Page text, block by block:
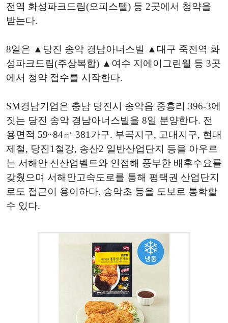
전역 화성파크드림(오피스텔) 등 2곳에서 청약을
받는다.
8일은 ▲당진 송악 경남아너스빌 ▲대구 죽전역 화
성파크드림(주상복합) ▲여수 지에이그린웰 등 3곳
에서 청약 접수를 시작한다.
SM경남기업은 충남 당진시 송악읍 중흥리 396-3에
짓는 당진 송악 경남아너스빌을 8일 분양한다. 전
용면적 59~84㎡ 381가구. 부곡지구, 고대지구, 현대
제철, 당진1철강, 송산2 일반산업단지 등을 아우르
는 서해안 신산업벨트와 인접해 풍부한 배후수요를
갖췄으며 서해안고속도로를 통해 평택권 산업단지
로도 접근이 용이하다. 송악초 등을 도보로 통학할
수 있다.